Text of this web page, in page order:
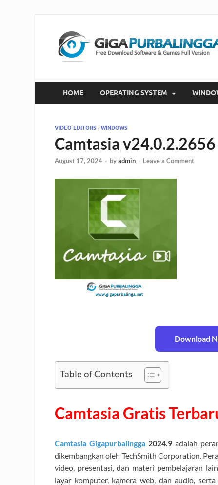
HOME OPERATING SYSTEM
VIDEO EDITORS / WINDOWS
Camtasia
August 17, 2024 - byadmin - Leave a Comment
Download
Table of Contents
Camtasia Gratis
Camtasia Gigapurbalingga 2024.9 adalah
dikembangkan oleh TechSmith Corporation.
video, presentasi, dan materi pembelajaran
layar komputer, kamera web, dan audio,